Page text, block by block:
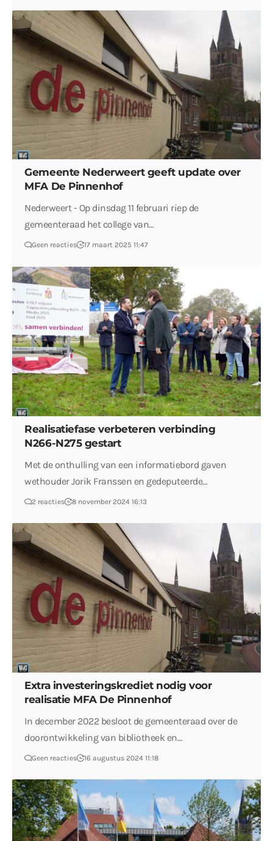
Gemeente Nederweert geeft update over
MFA De Pinnenhof
Nederweert - Op dinsdag 11 februari riep de
gemeenteraad het college van…
Geen reacties 17 maart 2025 11:47
Realisatiefase verbeteren verbinding
N266-N275 gestart
Met de onthulling van een informatiebord gaven
wethouder Jorik Franssen en gedeputeerde…
2 reacties 8 november 2024 16:13
Extra investeringskrediet nodig voor
realisatie MFA De Pinnenhof
In december 2022 besloot de gemeenteraad over de
doorontwikkeling van bibliotheek en…
Geen reacties 16 augustus 2024 11:18